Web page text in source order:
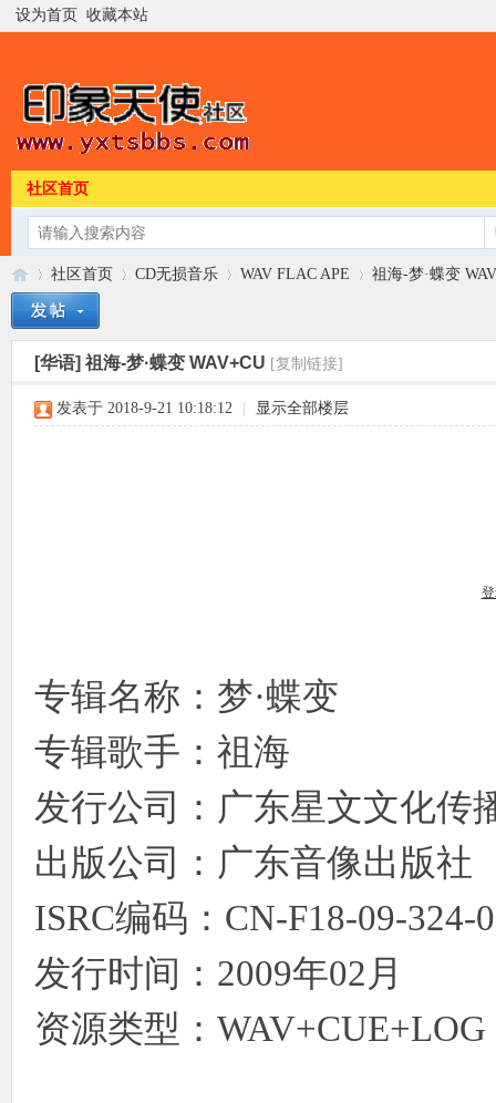
设为首页 收藏本站
社区首页
»
社区首页
›
CD无损音乐
›
WAV FLAC APE 祖海-梦·蝶变
[华语] 祖海-梦·蝶变 WAV+CU [复制链接]
发表于 2018-9-21 10:18:12 显示全部楼层
专辑名称：梦·蝶变
专辑歌手：祖海
发行公司：广东星文文化传
出版公司：广东音像出版社
ISRC编码：CN-F18-09-324-
发行时间：2009年02月
资源类型：WAV+CUE+LOG